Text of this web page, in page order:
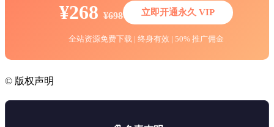
¥268 ¥698 立即开通永久 VIP
全站资源免费下载 | 终身有效 | 50% 推广佣金
© 版权声明